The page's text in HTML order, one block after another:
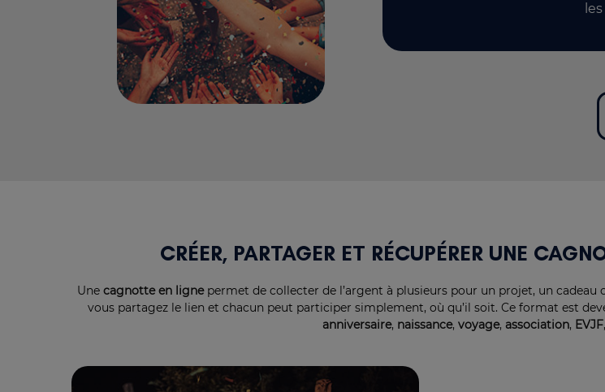
CRÉER, PARTAGER ET RÉCUPÉRER UNE
Une cagnotte en lignepermet de collecter de l’argent à plusieurs pour un projet, un
vous partagez le lien et chacun peut participer simplement, où qu’il soit. Ce format est
anniversaire, naissance, voyage, association, EVJF,